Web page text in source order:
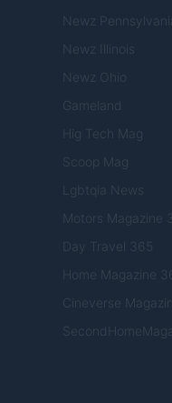
Newz Pennsylvania
Newz Illinois
Newz Ohio
Gameland
Hig Tech Mag
Scoop Mag
Lgbtqia News
Motors Magazine
Day Travel 365
Home Magazine
Cineverse